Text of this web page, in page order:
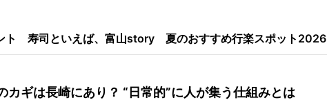
キャンペーン
ト 寿司といえば、富山story 夏のおすすめ行楽スポット2026
ギは長崎にあり？ “日常的”に人が集う仕組みとは